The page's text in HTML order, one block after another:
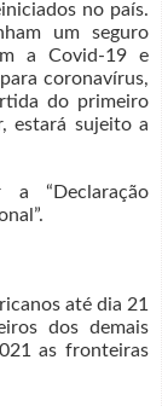
no país.
um seguro
a Covid-19 e
coronavírus,
do primeiro
estará sujeito a
a “Declaração
até dia 21
dos demais
as fronteiras